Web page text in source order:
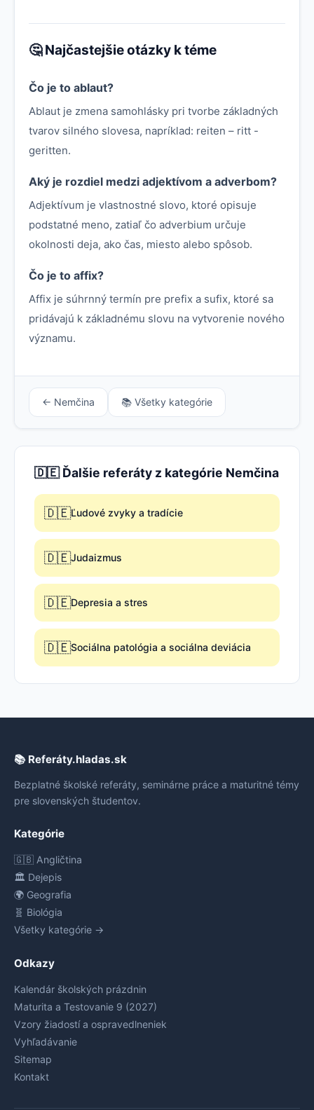
🤔 Najčastejšie otázky k téme
Čo je to ablaut?
Ablaut je zmena samohlásky pri tvorbe základných
tvarov silného slovesa, napríklad: reiten – ritt -
geritten.
Aký je rozdiel medzi adjektívom a adverbom?
Adjektívum je vlastnostné slovo, ktoré opisuje
podstatné meno, zatiaľ čo adverbium určuje
okolnosti deja, ako čas, miesto alebo spôsob.
Čo je to affix?
Affix je súhrnný termín pre prefix a sufix, ktoré sa
pridávajú k základnému slovu na vytvorenie nového
významu.
← Nemčina 📚 Všetky kategórie
🇩🇪 Ďalšie referáty z kategórie Nemčina
🇩🇪Ľudové zvyky a tradície
🇩🇪Judaizmus
🇩🇪Depresia a stres
🇩🇪Sociálna patológia a sociálna deviácia
📚 Referáty.hladas.sk
Bezplatné školské referáty, seminárne práce a maturitné témy
pre slovenských študentov.
Kategórie
🇬🇧 Angličtina
🏛️ Dejepis
🌍 Geografia
🧬 Biológia
Všetky kategórie →
Odkazy
Kalendár školských prázdnin
Maturita a Testovanie 9 (2027)
Vzory žiadostí a ospravedlneniek
Vyhľadávanie
Sitemap
Kontakt